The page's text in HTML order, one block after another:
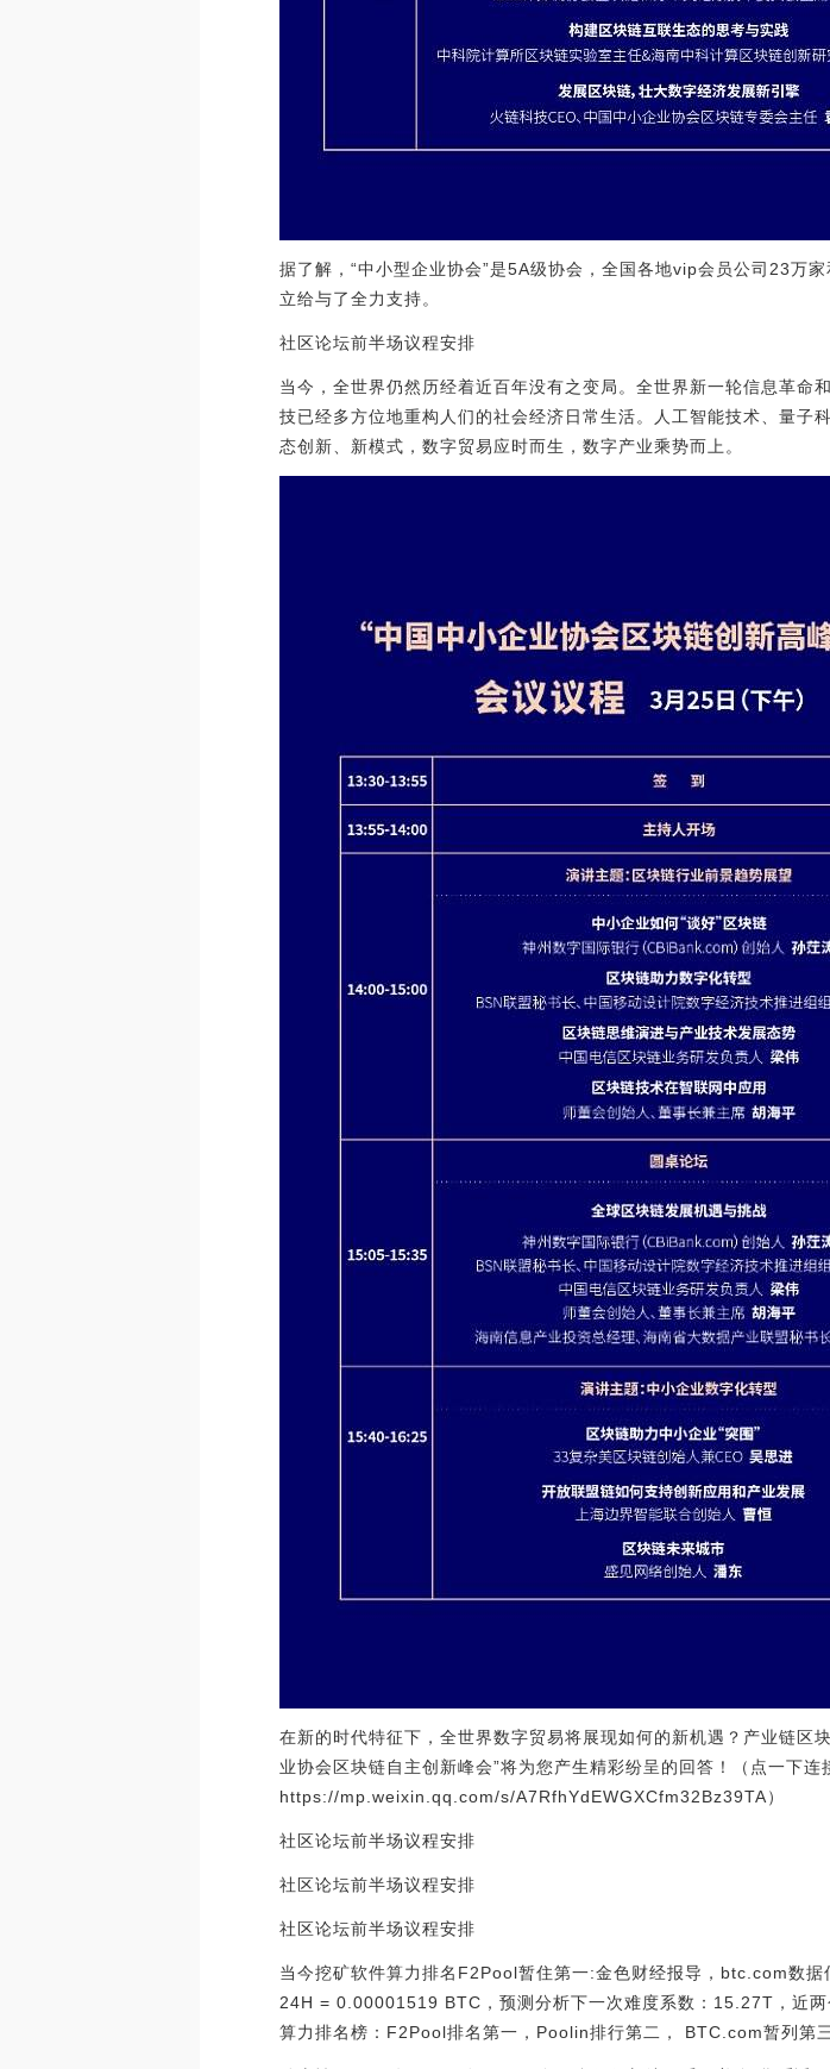
据了解，“中小型企业协会”是5A级协会，全国各地vip会员公司23万
立给与了全力支持。
社区论坛前半场议程安排
当今，全世界仍然历经着近百年没有之变局。全世界新一轮信息革命
技已经多方位地重构人们的社会经济日常生活。人工智能技术、量子
态创新、新模式，数字贸易应时而生，数字产业乘势而上。
在新的时代特征下，全世界数字贸易将展现如何的新机遇？产业链
业协会区块链自主创新峰会”将为您产生精彩纷呈的回答！（点一下连
https://mp.weixin.qq.com/s/A7RfhYdEWGXCfm32Bz39TA）
社区论坛前半场议程安排
社区论坛前半场议程安排
社区论坛前半场议程安排
当今挖矿软件算力排名F2Pool暂住第一:金色财经报导，btc.com数
24H = 0.00001519 BTC，预测分析下一次难度系数：15.27T，近
算力排名榜：F2Pool排名第一，Poolin排行第二， BTC.com暂列第